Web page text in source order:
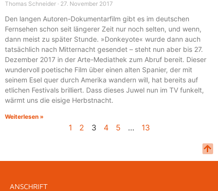
Thomas Schneider 27. November 2017
Den langen Autoren-Dokumentarfilm gibt es im deutschen
Fernsehen schon seit längerer Zeit nur noch selten, und wenn,
dann meist zu später Stunde. »Donkeyote« wurde dann auch
tatsächlich nach Mitternacht gesendet – steht nun aber bis 27.
Dezember 2017 in der Arte-Mediathek zum Abruf bereit. Dieser
wundervoll poetische Film über einen alten Spanier, der mit
seinem Esel quer durch Amerika wandern will, hat bereits auf
etlichen Festivals brilliert. Dass dieses Juwel nun im TV funkelt,
wärmt uns die eisige Herbstnacht.
Weiterlesen »
1 2 3 4 5 … 13
ANSCHRIFT